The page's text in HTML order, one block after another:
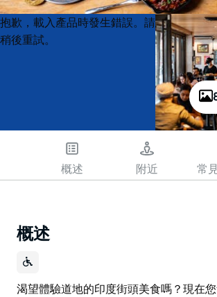
Product
List
Product
List
抱歉，載入產品時發生錯誤。請
稍後重試。
概述 附近 常
概述
渴望體驗道地的印度街頭美食嗎？現在